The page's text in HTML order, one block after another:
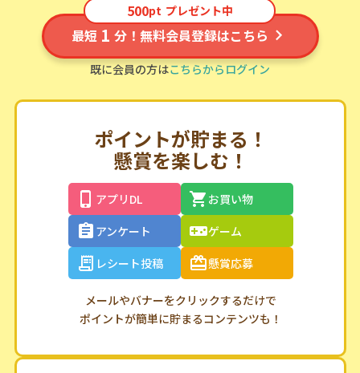
500pt プレゼント中
最短 1 分！無料会員登録はこちら
既に会員の方はこちらからログイン
ポイントが貯まる！
懸賞を楽しむ！
アプリDL
お買い物
アンケート
ゲーム
レシート投稿
懸賞応募
メールやバナーをクリックするだけで
ポイントが簡単に貯まるコンテンツも！